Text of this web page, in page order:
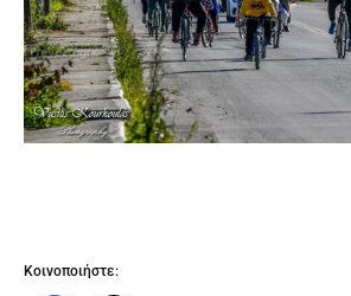
Κοινοποιήστε: